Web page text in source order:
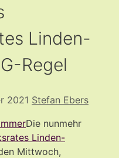
Linden-
Regel
2021 Stefan Ebers
Die nunmehr
Linden-
Mittwoch,